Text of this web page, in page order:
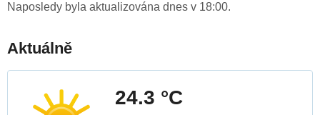
Naposledy byla aktualizována dnes v 18:00.
Aktuálně
24.3 °C